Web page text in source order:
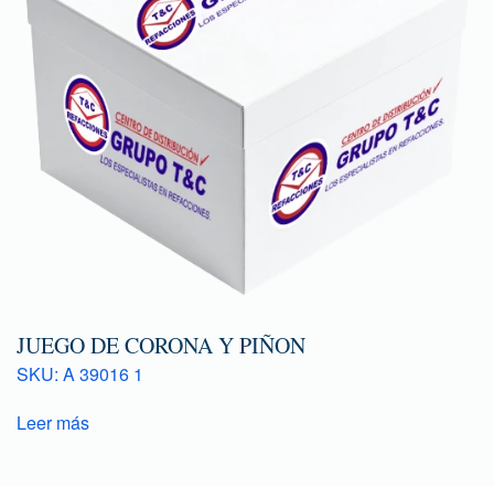
JUEGO DE CORONA Y PIÑON
SKU: A 39016 1
Leer más